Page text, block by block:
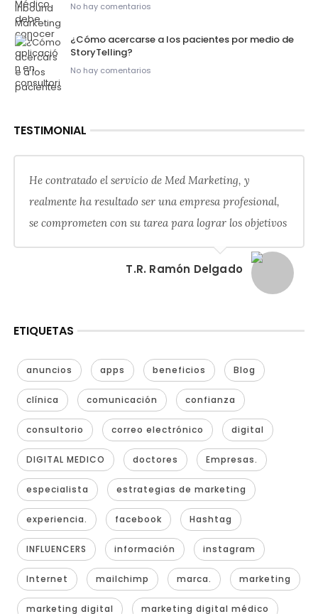
No hay comentarios
¿Cómo acercarse a los pacientes por medio de
StoryTelling?
No hay comentarios
TESTIMONIAL
He contratado el servicio de Med Marketing, y
realmente ha resultado ser una empresa profesional,
se comprometen con su tarea para lograr los objetivos
T.R. Ramón Delgado
ETIQUETAS
anuncios apps beneficios Blog
clínica comunicación confianza
consultorio correo electrónico digital
DIGITAL MEDICO doctores Empresas.
especialista estrategias de marketing
experiencia. facebook Hashtag
INFLUENCERS información instagram
Internet mailchimp marca. marketing
marketing digital marketing digital médico